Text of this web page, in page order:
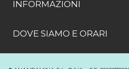
INFORMAZIONI
DOVE SIAMO E ORARI